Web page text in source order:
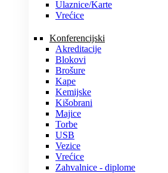
Ulaznice/Karte
Vrećice
Konferencijski
Akreditacije
Blokovi
Brošure
Kape
Kemijske
Kišobrani
Majice
Torbe
USB
Vezice
Vrećice
Zahvalnice - diplome